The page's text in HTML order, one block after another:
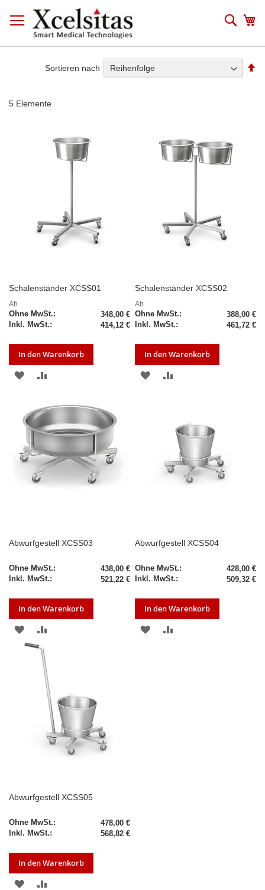
Inhalt
springen
5 Elemente
Sortieren nach
Schalenständer XCSS01
Ab
348,00 €
414,12 €
In den Warenkorb
ZUR
HINZUFÜGENHINZUFÜGEN
Schalenständer XCSS02
Ab
388,00 €
461,72 €
In den Warenkorb
ZUR
Abwurfgestell XCSS03
438,00 €
521,22 €
In den Warenkorb
ZUR
WUNSCHLISTE
HINZUFÜGEN
HINZUFÜGEN
Abwurfgestell XCSS04
428,00 €
509,32 €
In den Warenkorb
ZUR
Abwurfgestell XCSS05
478,00 €
568,82 €
In den Warenkorb
ZUR